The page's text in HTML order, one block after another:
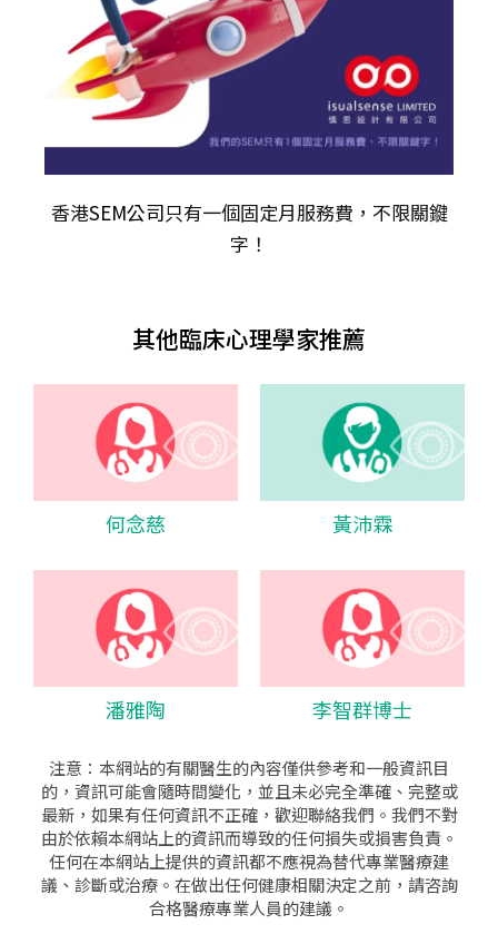
香港SEM公司只有一個固定月服務費，不限關𨫡
字！
其他臨床心理學家推薦
何念慈 黃沛霖
潘雅陶 李智群博士
注意：本網站的有關醫生的內容僅供參考和一般資訊目
的，資訊可能會隨時間變化，並且未必完全準確、完整或
最新，如果有任何資訊不正確，歡迎聯絡我們。我們不對
由於依賴本網站上的資訊而導致的任何損失或損害負責。
任何在本網站上提供的資訊都不應視為替代專業醫療建
議、診斷或治療。在做出任何健康相關決定之前，請咨詢
合格醫療專業人員的建議。